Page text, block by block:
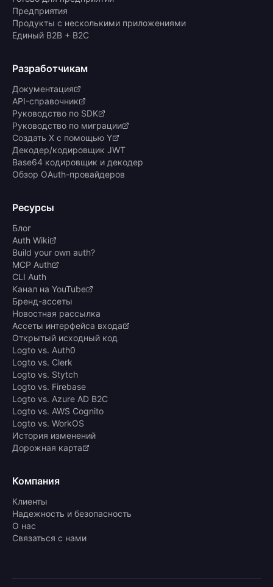
Предприятия
Продукты с несколькими приложениями
Единый B2B + B2C
Разработчикам
Документация
API-справочник
Руководство по SDK
Руководство по миграции
Создать X с помощью Y
Декодер/кодировщик JWT
Base64 кодировщик и декодер
Обзор OAuth-провайдеров
Ресурсы
Блог
Auth Wiki
Build your own auth?
MCP Auth
CLI Auth
Канал на YouTube
Бренд-ассеты
Новостная рассылка
Ассеты интерфейса входа
Открытый исходный код
Logto vs. Auth0
Logto vs. Clerk
Logto vs. Stytch
Logto vs. Firebase
Logto vs. Azure AD B2C
Logto vs. AWS Cognito
Logto vs. WorkOS
История изменений
Дорожная карта
Компания
Клиенты
Надежность и безопасность
О нас
Связаться с нами